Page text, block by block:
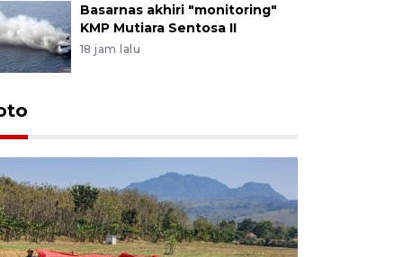
Basarnas akhiri "monitoring"
KMP Mutiara Sentosa II
18 jam lalu